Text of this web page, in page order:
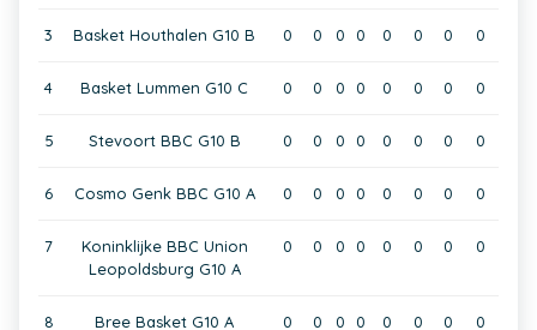
3 Basket Houthalen G10 B 0 0 0 0 0 0 0 0
4 Basket Lummen G10 C 0 0 0 0 0 0 0 0
5 Stevoort BBC G10 B 0 0 0 0 0 0 0 0
6 Cosmo Genk BBC G10 A 0 0 0 0 0 0 0 0
7
Koninklijke BBC Union
Leopoldsburg G10 A
0 0 0 0 0 0 0 0
8 Bree Basket G10 A 0 0 0 0 0 0 0 0